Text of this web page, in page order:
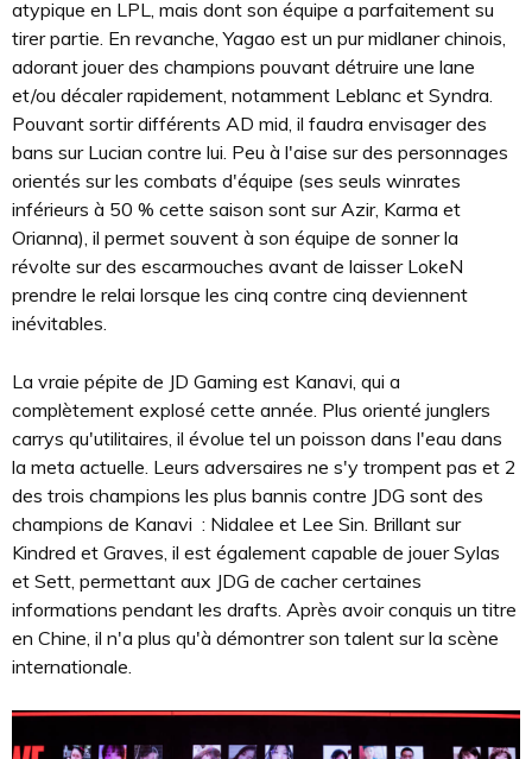
atypique en LPL, mais dont son équipe a parfaitement su
tirer partie. En revanche, Yagao est un pur midlaner chinois,
adorant jouer des champions pouvant détruire une lane
et/ou décaler rapidement, notamment Leblanc et Syndra.
Pouvant sortir différents AD mid, il faudra envisager des
bans sur Lucian contre lui. Peu à l'aise sur des personnages
orientés sur les combats d'équipe (ses seuls winrates
inférieurs à 50 % cette saison sont sur Azir, Karma et
Orianna), il permet souvent à son équipe de sonner la
révolte sur des escarmouches avant de laisser LokeN
prendre le relai lorsque les cinq contre cinq deviennent
inévitables.
La vraie pépite de JD Gaming est Kanavi, qui a
complètement explosé cette année. Plus orienté junglers
carrys qu'utilitaires, il évolue tel un poisson dans l'eau dans
la meta actuelle. Leurs adversaires ne s'y trompent pas et 2
des trois champions les plus bannis contre JDG sont des
champions de Kanavi : Nidalee et Lee Sin. Brillant sur
Kindred et Graves, il est également capable de jouer Sylas
et Sett, permettant aux JDG de cacher certaines
informations pendant les drafts. Après avoir conquis un titre
en Chine, il n'a plus qu'à démontrer son talent sur la scène
internationale.